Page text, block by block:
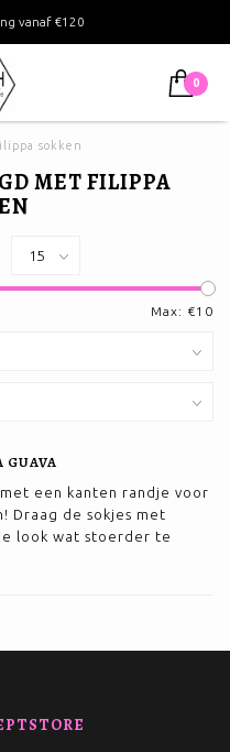
vanaf €120
0
sokken
MET FILIPPA
Max: €10
een kanten randje voor
Draag de sokjes met
look wat stoerder te